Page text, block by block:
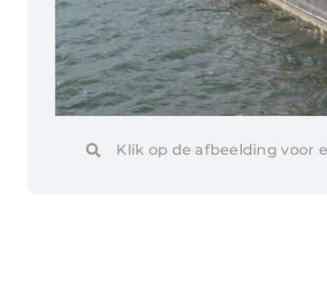
Klik op de afbeelding voor